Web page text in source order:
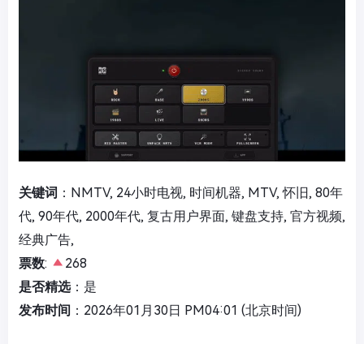
关键词 ：NMTV, 24小时电视, 时间机器, MTV, 怀旧, 80年
代, 90年代, 2000年代, 复古用户界面, 键盘支持, 官方视频,
经典广告,
票数:
268
是否精选：是
发布时间 ：2026年01月30日 PM04:01 (北京时间)